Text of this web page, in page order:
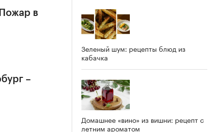
в
–
Зеленый шум: рецепты блюд из
кабачка
Домашнее «вино» из вишни: рецепт с
летним ароматом